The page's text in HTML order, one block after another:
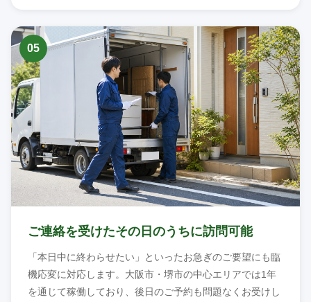
05
ご連絡を受けたその日のうちに訪問可能
「本日中に終わらせたい」といったお急ぎのご要望にも臨
機応変に対応します。大阪市・堺市の中心エリアでは1年
を通じて稼働しており、後日のご予約も問題なくお受けし